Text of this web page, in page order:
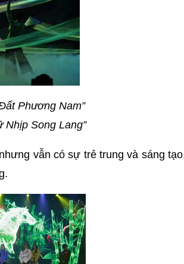
Phương Nam”
Nhịp Song Lang”
vẫn có sự trẻ trung và sáng